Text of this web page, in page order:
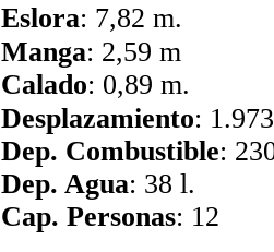
Eslora: 7,82 m.
Manga: 2,59 m
Calado: 0,89 m.
Desplazamiento:
Dep. Combustible:
Dep. Agua: 38 l.
Cap. Personas: 12